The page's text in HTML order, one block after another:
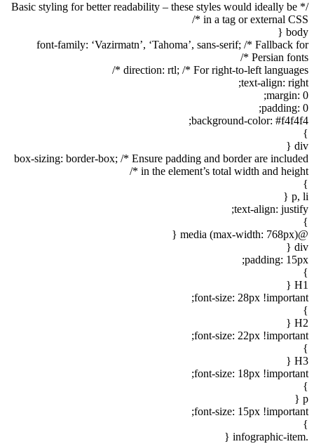
/* Basic styling for better readability – these styles would ideally be
in a tag or external CSS */
body {
font-family: ‘Vazirmatn’, ‘Tahoma’, sans-serif; /* Fallback for
Persian fonts */
direction: rtl; /* For right-to-left languages */
text-align: right;
margin: 0;
padding: 0;
background-color: #f4f4f4;
}
div {
box-sizing: border-box; /* Ensure padding and border are included
in the element’s total width and height */
}
p, li {
text-align: justify;
}
@media (max-width: 768px) {
div {
padding: 15px;
}
H1 {
font-size: 28px !important;
}
H2 {
font-size: 22px !important;
}
H3 {
font-size: 18px !important;
}
p {
font-size: 15px !important;
}
.infographic-item {